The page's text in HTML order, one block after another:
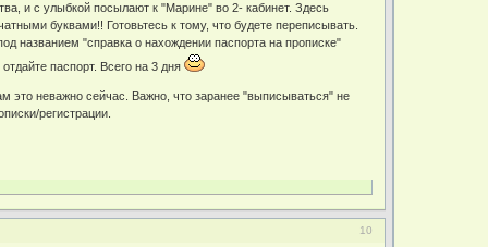
и с улыбкой посылают к "Марине" во 2- кабинет. Здесь
буквами!! Готовьтесь к тому, что будете переписывать.
названием "справка о нахождении паспорта на прописке"
паспорт. Всего на 3 дня
это неважно сейчас. Важно, что заранее "выписываться" не
регистрации.
10